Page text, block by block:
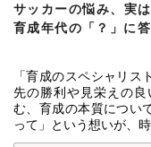
サッカーの悩み、実
育成年代の「？」に答
「育成のスペシャリス
先の勝利や見栄えの
む、育成の本質につい
って」という想いが、